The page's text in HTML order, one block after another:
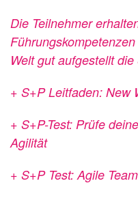
Die Teilnehmer
Welt gut aufgestellt
+ S+P Leitfaden: New
+ S+P-Test: Prüfe
Agilität
+ S+P Test: Agile